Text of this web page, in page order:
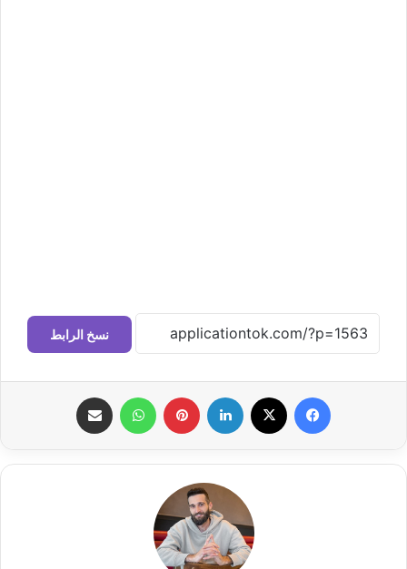
نسخ الرابط
فيسبوك لينكدإن بينتيريست واتساب